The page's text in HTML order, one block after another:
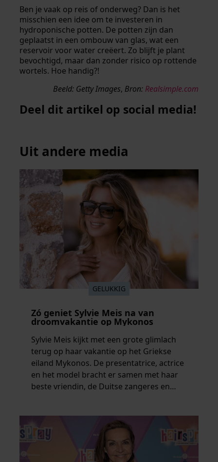
Ben je vaak op reis of onderweg? Dan is het
misschien een idee om te investeren in
hydroponische potten. De potten zijn dan
geplaatst in een ombouw van glas, wat een
reservoir voor water creëert. Zo blijft je plant
bevochtigd, maar dan zonder risico op rottende
wortels. Hoe handig?!
Beeld: Getty Images, Bron: Realsimple.com
Deel dit artikel op social media!
Uit andere media
GELUKKIG
Zó geniet Sylvie Meis na van
droomvakantie op Mykonos
Sylvie Meis kijkt met een grote glimlach
terug op haar vakantie op het Griekse
eiland Mykonos. De presentatrice, actrice
en het model bracht er samen met haar
beste vriendin, de Duitse zangeres en
prachtige foto’s van de zonovergoten
bestemming én vertelt ze hoe bijzonder
de reis voor haar is geweest.